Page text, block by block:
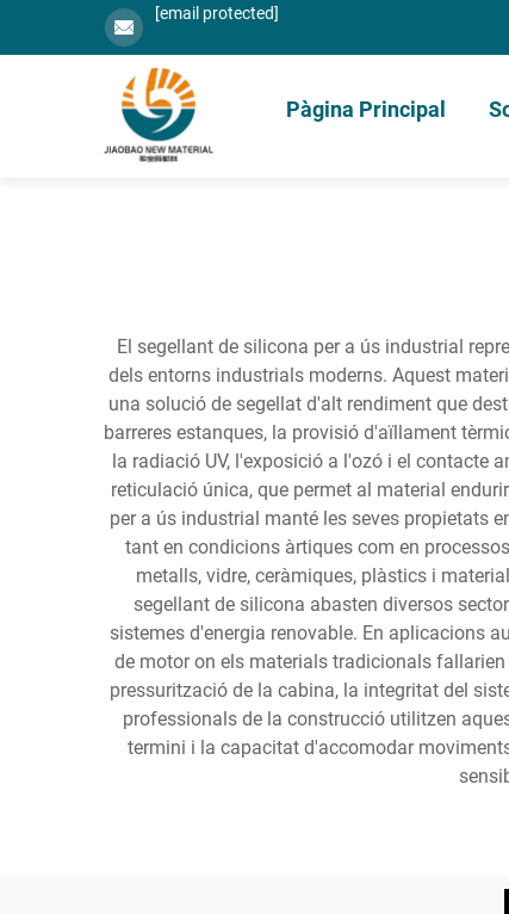
[email protected]
Pàgina Principal
El segellant de silicona per a ús industrial
dels entorns industrials moderns. Aquest
una solució de segellat d'alt rendiment que
barreres estanques, la provisió d'aïllament
la radiació UV, l'exposició a l'ozó i el contacte
reticulació única, que permet al material
per a ús industrial manté les seves propietats
tant en condicions àrtiques com en
metalls, vidre, ceràmiques, plàstics i
segellant de silicona abasten diversos
sistemes d'energia renovable. En aplicacions
de motor on els materials tradicionals
pressurització de la cabina, la integritat del
professionals de la construcció utilitzen
termini i la capacitat d'accomodar